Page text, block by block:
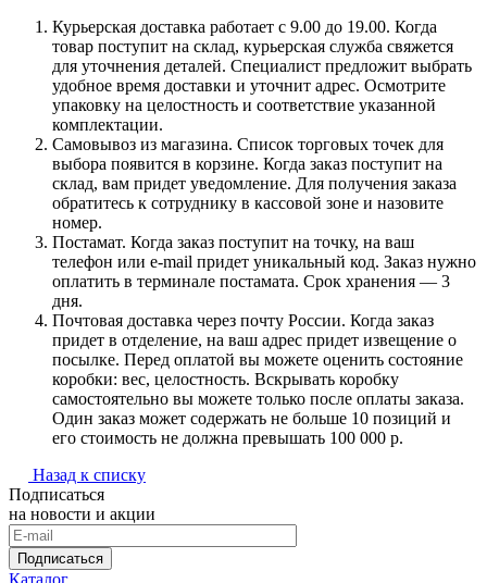
Курьерская доставка работает с 9.00 до 19.00. Когда
товар поступит на склад, курьерская служба свяжется
для уточнения деталей. Специалист предложит выбрать
удобное время доставки и уточнит адрес. Осмотрите
упаковку на целостность и соответствие указанной
комплектации.
Самовывоз из магазина. Список торговых точек для
выбора появится в корзине. Когда заказ поступит на
склад, вам придет уведомление. Для получения заказа
обратитесь к сотруднику в кассовой зоне и назовите
номер.
Постамат. Когда заказ поступит на точку, на ваш
телефон или e-mail придет уникальный код. Заказ нужно
оплатить в терминале постамата. Срок хранения — 3
дня.
Почтовая доставка через почту России. Когда заказ
придет в отделение, на ваш адрес придет извещение о
посылке. Перед оплатой вы можете оценить состояние
коробки: вес, целостность. Вскрывать коробку
самостоятельно вы можете только после оплаты заказа.
Один заказ может содержать не больше 10 позиций и
его стоимость не должна превышать 100 000 р.
Назад к списку
Подписаться
на новости и акции
Подписаться
Каталог